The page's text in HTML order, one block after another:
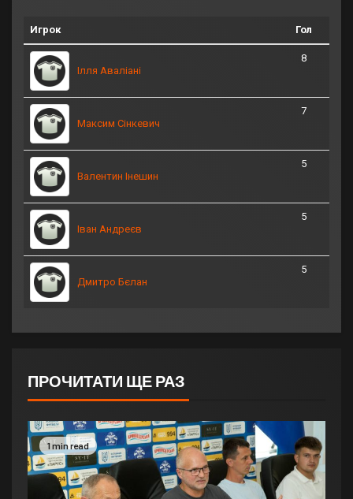
Игрок Гол
Ілля Аваліані
8
Максим Сінкевич
7
Валентин Інешин
5
Іван Андреєв
5
Дмитро Бєлан
5
ПРОЧИТАТИ ЩЕ РАЗ
1 min read